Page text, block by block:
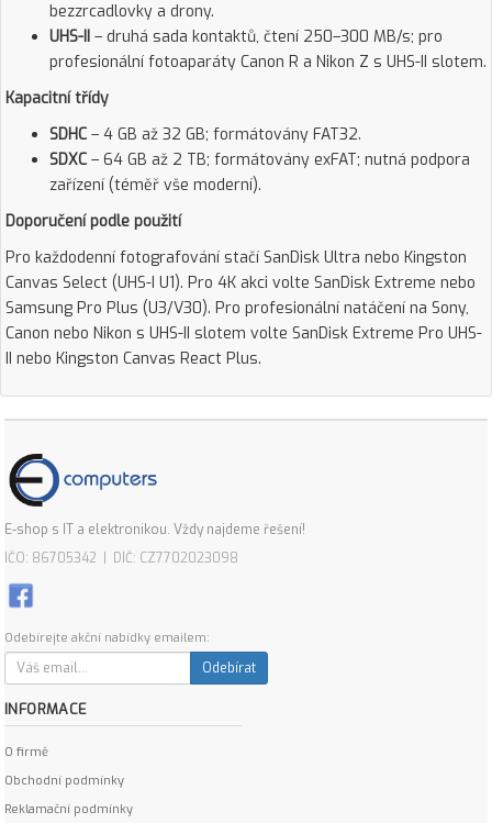
bezzrcadlovky a drony.
UHS-II – druhá sada kontaktů, čtení 250–300 MB/s; pro
profesionální fotoaparáty Canon R a Nikon Z s UHS-II slotem.
Kapacitní třídy
SDHC – 4 GB až 32 GB; formátovány FAT32.
SDXC – 64 GB až 2 TB; formátovány exFAT; nutná podpora
zařízení (téměř vše moderní).
Doporučení podle použití
Pro každodenní fotografování stačí SanDisk Ultra nebo Kingston
Canvas Select (UHS-I U1). Pro 4K akci volte SanDisk Extreme nebo
Samsung Pro Plus (U3/V30). Pro profesionální natáčení na Sony,
Canon nebo Nikon s UHS-II slotem volte SanDisk Extreme Pro UHS-
II nebo Kingston Canvas React Plus.
E-shop s IT a elektronikou. Vždy najdeme řešení!
IČO: 86705342 | DIČ: CZ7702023098
Odebírejte akční nabídky emailem:
Odebírat
INFORMACE
O firmě
Obchodní podmínky
Reklamační podmínky